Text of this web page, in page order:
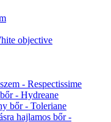
objective
- Respectissime
- Hydreane
bőr - Toleriane
hajlamos bőr -